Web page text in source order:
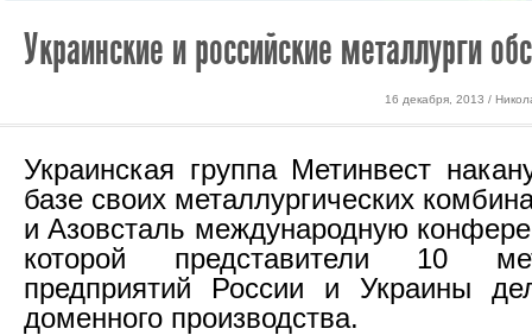
Украинские и российские металлурги
16 декабря, 2013 /
Украинская группа Метинвест
базе своих металлургических
и Азовсталь международную
которой представители 10
предприятий России и Украины
доменного производства.